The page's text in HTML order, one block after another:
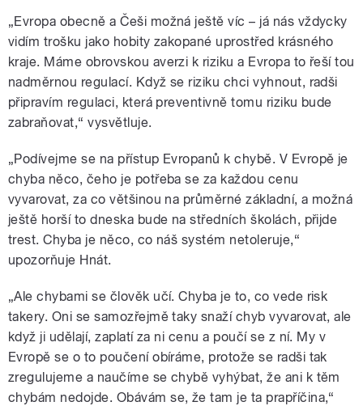
„Evropa obecně a Češi možná ještě víc – já nás vždycky
vidím trošku jako hobity zakopané uprostřed krásného
kraje. Máme obrovskou averzi k riziku a Evropa to řeší tou
nadměrnou regulací. Když se riziku chci vyhnout, radši
připravím regulaci, která preventivně tomu riziku bude
zabraňovat,“ vysvětluje.
„Podívejme se na přístup Evropanů k chybě. V Evropě je
chyba něco, čeho je potřeba se za každou cenu
vyvarovat, za co většinou na průměrné základní, a možná
ještě horší to dneska bude na středních školách, přijde
trest. Chyba je něco, co náš systém netoleruje,“
upozorňuje Hnát.
„Ale chybami se člověk učí. Chyba je to, co vede risk
takery. Oni se samozřejmě taky snaží chyb vyvarovat, ale
když ji udělají, zaplatí za ni cenu a poučí se z ní. My v
Evropě se o to poučení obíráme, protože se radši tak
zregulujeme a naučíme se chybě vyhýbat, že ani k těm
chybám nedojde. Obávám se, že tam je ta prapříčina,“